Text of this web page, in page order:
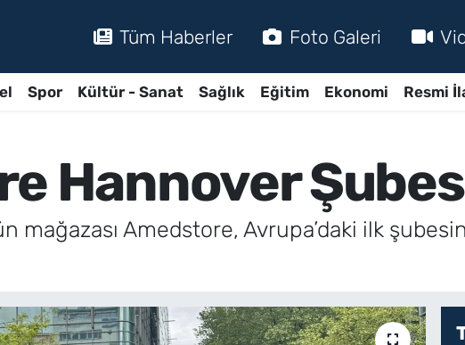
Tüm Haberler Foto Galeri
Spor Kültür - Sanat Sağlık Eğitim Ekonomi Resmi
Hannover Şubesi
mağazası Amedstore, Avrupa’daki ilk